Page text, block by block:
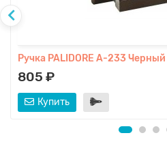
Ручка PALIDORE A-233
805 ₽
Купить